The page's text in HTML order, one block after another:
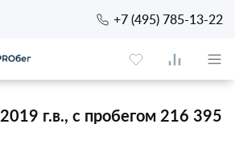
+7 (495) 785-13-22
г.в., с пробегом 216 395